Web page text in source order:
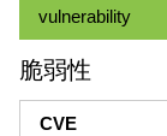
vulnerability
脆弱性
CVE